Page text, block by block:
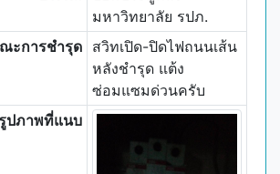
มหาวิทยาลัย รปภ.
ะการชำรุด
สวิทเปิด-ปิดไฟถนนเส้น
หลังชำรุด แต้ง
ซ่อมแซมด่วนครับ
รูปภาพที่แนบ